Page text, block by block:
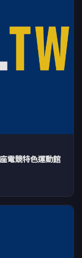
電競特色運動館